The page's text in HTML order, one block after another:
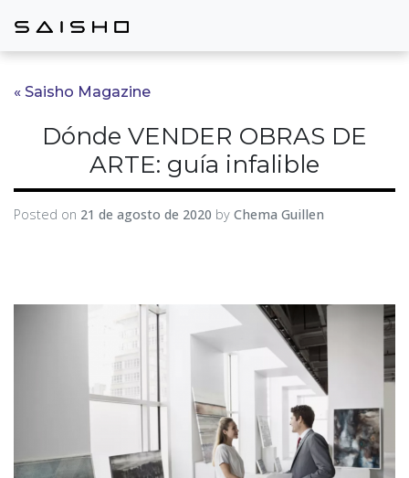
« Saisho Magazine
Dónde VENDER OBRAS DE
ARTE: guía infalible
Posted on 21 de agosto de 2020 by Chema Guillen